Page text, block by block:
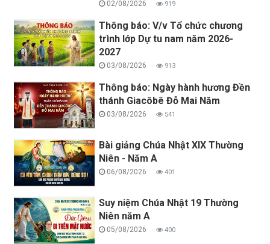
02/08/2026 919
Thông báo: V/v Tổ chức chương
trình lớp Dự tu nam năm 2026-
2027
03/08/2026 913
Thông báo: Ngày hành hương Đền
thánh Giacôbê Đỗ Mai Năm
03/08/2026 541
Bài giảng Chúa Nhật XIX Thường
Niên - Năm A
06/08/2026 401
Suy niệm Chúa Nhật 19 Thường
Niên năm A
05/08/2026 400